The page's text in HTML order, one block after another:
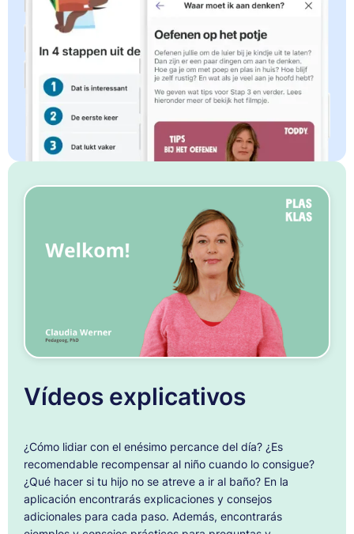
Vídeos explicativos
¿Cómo lidiar con el enésimo percance del día? ¿Es
recomendable recompensar al niño cuando lo consigue?
¿Qué hacer si tu hijo no se atreve a ir al baño? En la
aplicación encontrarás explicaciones y consejos
adicionales para cada paso. Además, encontrarás